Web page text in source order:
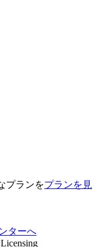
プランをプランを見
ターへ